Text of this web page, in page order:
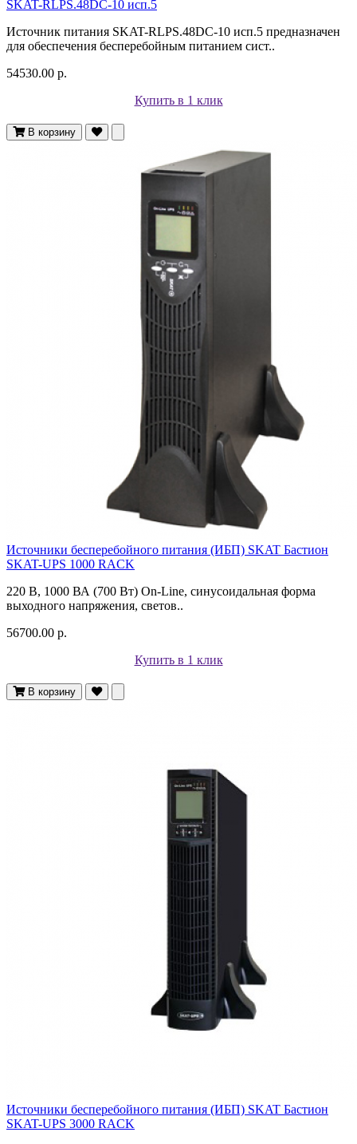
SKAT-RLPS.48DC-10 исп.5
Источник питания SKAT-RLPS.48DC-10 исп.5 предназначен
для обеспечения бесперебойным питанием сист..
54530.00 р.
Купить в 1 клик
В корзину
Источники бесперебойного питания (ИБП) SKAT Бастион
SKAT-UPS 1000 RACK
220 В, 1000 ВА (700 Вт) On-Line, синусоидальная форма
выходного напряжения, светов..
56700.00 р.
Купить в 1 клик
В корзину
Источники бесперебойного питания (ИБП) SKAT Бастион
SKAT-UPS 3000 RACK